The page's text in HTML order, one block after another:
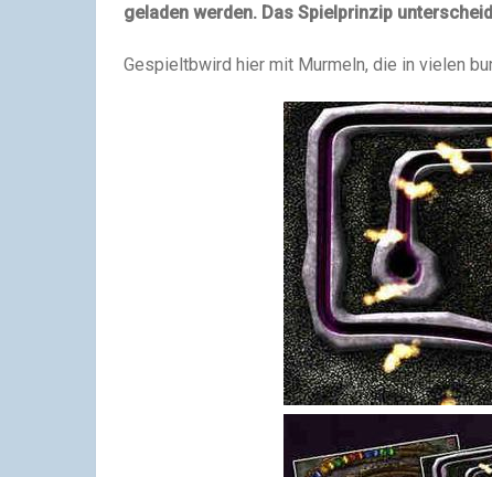
geladen werden. Das Spielprinzip
Gespieltbwird hier mit Murmeln, die in vielen